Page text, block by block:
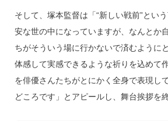
そして、塚本監督は「“新しい戦前”とい
安な世の中になっていますが、なんとか
ちがそういう場に行かないで済むように
体感して実感できるような祈りを込めて
を俳優さんたちがとにかく全身で表現し
どころです」とアピールし、舞台挨拶を終